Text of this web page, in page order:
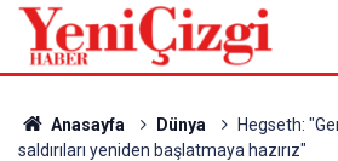
Anasayfa Dünya
Hegseth:
saldırıları yeniden başlatmaya hazırız"